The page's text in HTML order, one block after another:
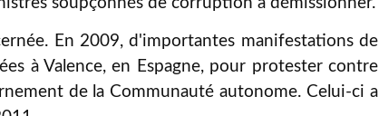
En 2009, d'importantes manifestations de
à Valence, en Espagne, pour protester contre
de la Communauté autonome. Celui-ci a